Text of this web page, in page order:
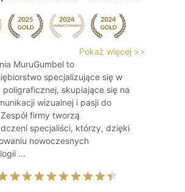
Pokaż więcej >>
MuruGumbel to
specjalizujące się w
poligraficznej, skupiające się na
wizualnej i pasji do
firmy tworzą
specjaliści, którzy, dzięki
nowoczesnych
...